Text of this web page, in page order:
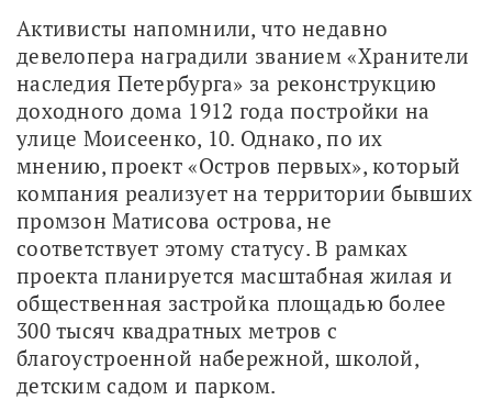
Активисты напомнили, что недавно
девелопера наградили званием «Хранители
наследия Петербурга» за реконструкцию
доходного дома 1912 года постройки на
улице Моисеенко, 10. Однако, по их
мнению, проект «Остров первых», который
компания реализует на территории бывших
промзон Матисова острова, не
соответствует этому статусу. В рамках
проекта планируется масштабная жилая и
общественная застройка площадью более
300 тысяч квадратных метров с
благоустроенной набережной, школой,
детским садом и парком.